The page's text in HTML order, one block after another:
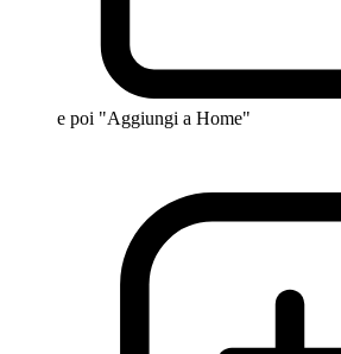
e poi "Aggiungi a Home"